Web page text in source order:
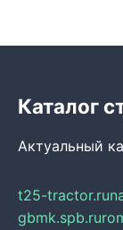
Каталог
Актуальный
t25-tractor.ru
gbmk.spb.ru